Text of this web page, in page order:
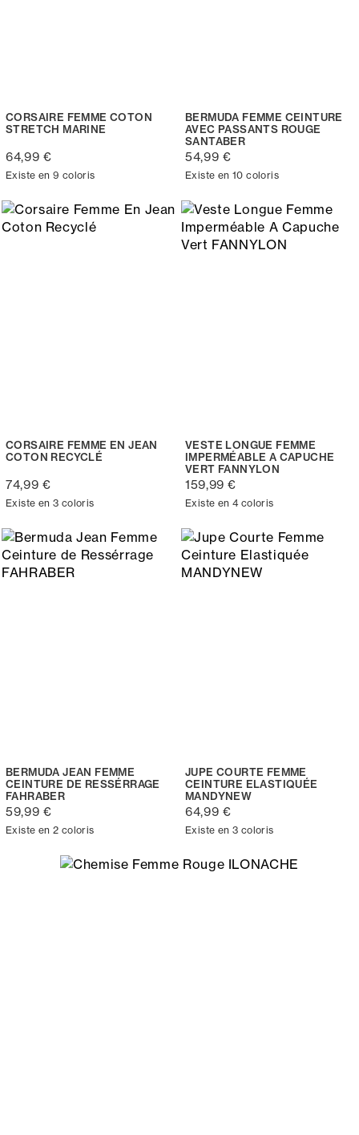
CORSAIRE FEMME COTON
STRETCH MARINE
64,99 €
Existe en 9 coloris
BERMUDA FEMME CEINTURE
AVEC PASSANTS ROUGE
SANTABER
54,99 €
Existe en 10 coloris
CORSAIRE FEMME EN JEAN
COTON RECYCLÉ
74,99 €
Existe en 3 coloris
VESTE LONGUE FEMME
IMPERMÉABLE A CAPUCHE
VERT FANNYLON
159,99 €
Existe en 4 coloris
BERMUDA JEAN FEMME
CEINTURE DE RESSÉRRAGE
FAHRABER
59,99 €
Existe en 2 coloris
JUPE COURTE FEMME
CEINTURE ELASTIQUÉE
MANDYNEW
64,99 €
Existe en 3 coloris